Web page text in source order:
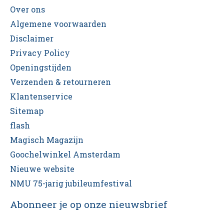
Over ons
Algemene voorwaarden
Disclaimer
Privacy Policy
Openingstijden
Verzenden & retourneren
Klantenservice
Sitemap
flash
Magisch Magazijn
Goochelwinkel Amsterdam
Nieuwe website
NMU 75-jarig jubileumfestival
Abonneer je op onze nieuwsbrief